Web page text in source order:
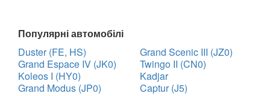
ZOE
ROVER
SAAB
Популярні автомобілі
Duster (FE, HS)
Grand Espace IV (JK0)
Koleos I (HY0)
Grand Modus (JP0)
Grand Scenic III (JZ0)
Twingo II (CN0)
Kadjar
Captur (J5)